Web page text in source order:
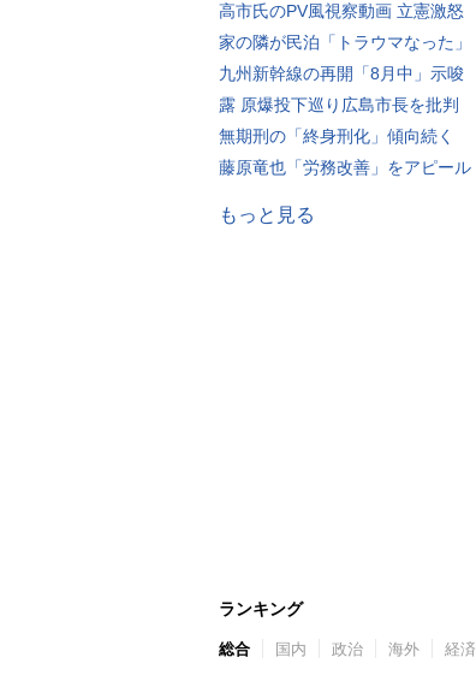
高市氏のPV風視察動画 立憲激怒
家の隣が民泊「トラウマなった」
九州新幹線の再開「8月中」示唆
露 原爆投下巡り広島市長を批判
無期刑の「終身刑化」傾向続く
藤原竜也「労務改善」をアピール
もっと見る
ランキング
総合 国内 政治 海外 経済